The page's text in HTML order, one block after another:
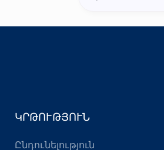
ԿՐԹՈՒԹՅՈՒՆ
Ընդունելություն